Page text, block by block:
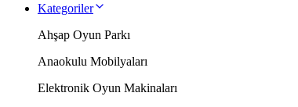
Kategoriler
Ahşap Oyun Parkı
Anaokulu Mobilyaları
Elektronik Oyun Makinaları